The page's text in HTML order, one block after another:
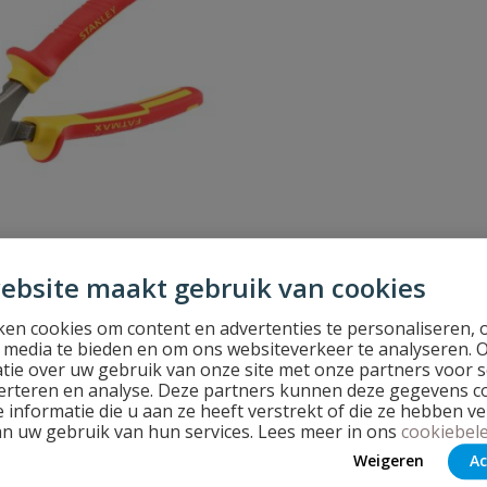
maakt gebruik van cookies
cookies om content en advertenties te personaliseren,
te bieden en om ons websiteverkeer te analyseren.
over uw gebruik van onze site met onze partners voor
en analyse. Deze partners kunnen deze gegevens
informatie die u aan ze heeft verstrekt of die ze hebben
uw gebruik van hun services. Lees meer in ons
Weigeren
onder spanning tot 1000 V
en comfortabel in gebruik.